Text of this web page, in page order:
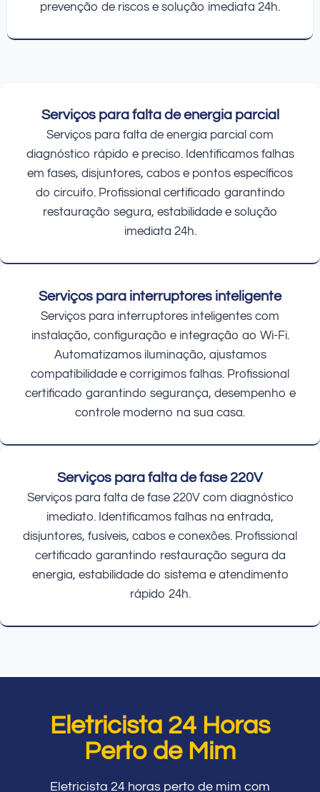
prevenção de riscos e solução imediata 24h.
Serviços para falta de energia parcial
Serviços para falta de energia parcial com
diagnóstico rápido e preciso. Identificamos falhas
em fases, disjuntores, cabos e pontos específicos
do circuito. Profissional certificado garantindo
restauração segura, estabilidade e solução
imediata 24h.
Serviços para interruptores inteligente
Serviços para interruptores inteligentes com
instalação, configuração e integração ao Wi-Fi.
Automatizamos iluminação, ajustamos
compatibilidade e corrigimos falhas. Profissional
certificado garantindo segurança, desempenho e
controle moderno na sua casa.
Serviços para falta de fase 220V
Serviços para falta de fase 220V com diagnóstico
imediato. Identificamos falhas na entrada,
disjuntores, fusíveis, cabos e conexões. Profissional
certificado garantindo restauração segura da
energia, estabilidade do sistema e atendimento
rápido 24h.
Eletricista 24 Horas
Perto de Mim
Eletricista 24 horas perto de mim com